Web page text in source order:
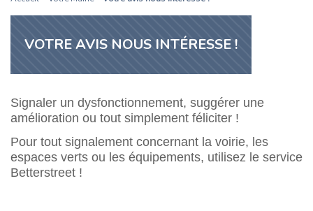
VOTRE AVIS NOUS INTÉRESSE !
Signaler un dysfonctionnement, suggérer une
amélioration ou tout simplement féliciter !
Pour tout signalement concernant la voirie, les
espaces verts ou les équipements, utilisez le service
Betterstreet !